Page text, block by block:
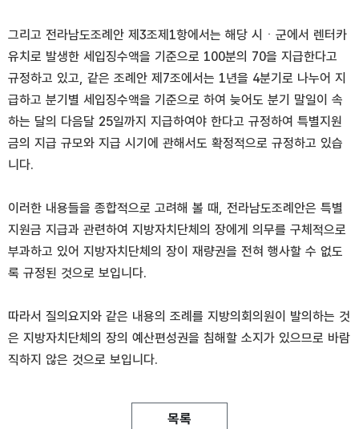
그리고 전라남도조례안 제3조제1항에서는 해당 시ㆍ군에서 렌터카
유치로 발생한 세입징수액을 기준으로 100분의 70을 지급한다고
규정하고 있고, 같은 조례안 제7조에서는 1년을 4분기로 나누어 지
급하고 분기별 세입징수액을 기준으로 하여 늦어도 분기 말일이 속
하는 달의 다음달 25일까지 지급하여야 한다고 규정하여 특별지원
금의 지급 규모와 지급 시기에 관해서도 확정적으로 규정하고 있습
니다.
이러한 내용들을 종합적으로 고려해 볼 때, 전라남도조례안은 특별
지원금 지급과 관련하여 지방자치단체의 장에게 의무를 구체적으로
부과하고 있어 지방자치단체의 장이 재량권을 전혀 행사할 수 없도
록 규정된 것으로 보입니다.
따라서 질의요지와 같은 내용의 조례를 지방의회의원이 발의하는 것
은 지방자치단체의 장의 예산편성권을 침해할 소지가 있으므로 바람
직하지 않은 것으로 보입니다.
목록